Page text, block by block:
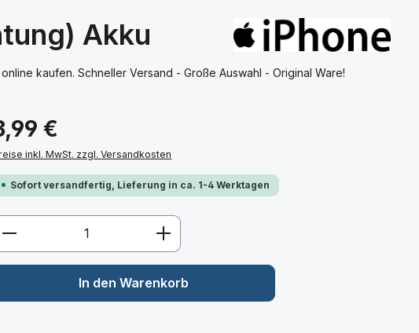
Akku
kaufen. Schneller Versand - Große Auswahl - Original Ware!
€
inkl. MwSt. zzgl. Versandkosten
Sofort versandfertig, Lieferung in ca. 1-4 Werktagen
Anzahl: Gib den gewünschten Wert
In den Warenkorb